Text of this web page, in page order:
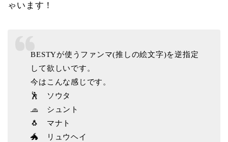
ゃいます！
BESTYが使うファンマ(推しの絵文字)を逆指定
して欲しいです。
今はこんな感じです。
🕺 ソウタ
🧢 シュント
🐧 マナト
🐲 リュウヘイ